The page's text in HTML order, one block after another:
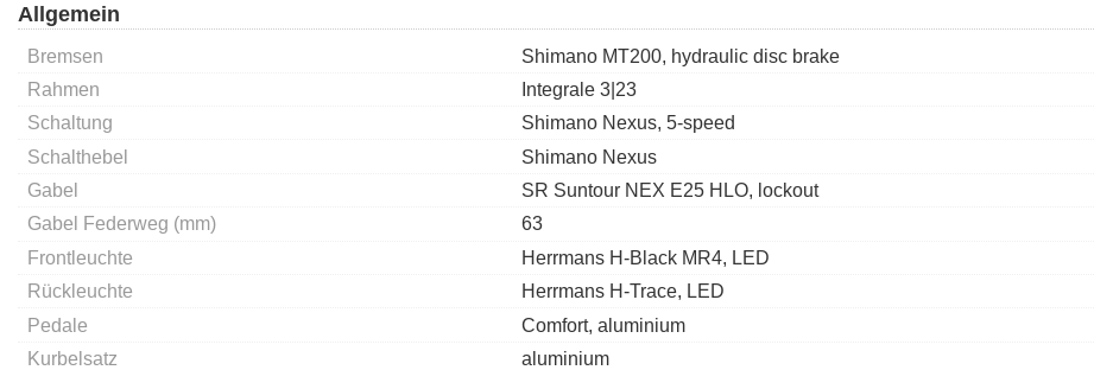
Allgemein
Bremsen
Shimano MT200, hydraulic disc brake
Rahmen
Integrale 3|23
Schaltung
Shimano Nexus, 5-speed
Schalthebel
Shimano Nexus
Gabel
SR Suntour NEX E25 HLO, lockout
Gabel Federweg (mm)
63
Frontleuchte
Herrmans H-Black MR4, LED
Rückleuchte
Herrmans H-Trace, LED
Pedale
Comfort, aluminium
Kurbelsatz
aluminium